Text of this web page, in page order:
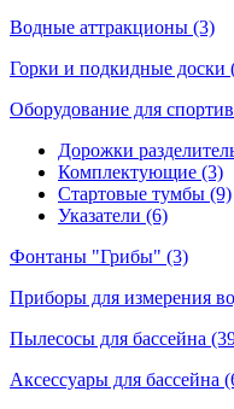
Водные аттракционы (3)
Горки и подкидные доски
Оборудование для
Дорожки
Комплектующие (3)
Стартовые тумбы (9)
Указатели (6)
Фонтаны "Грибы" (3)
Приборы для измерения
Пылесосы для бассейна
Аксессуары для бассейна